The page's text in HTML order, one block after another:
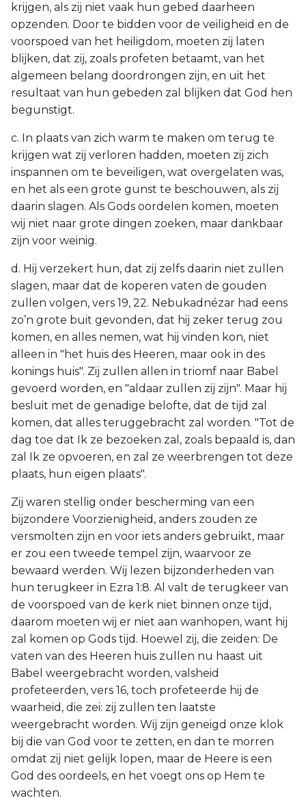
krijgen, als zij niet vaak hun gebed daarheen
opzenden. Door te bidden voor de veiligheid en de
voorspoed van het heiligdom, moeten zij laten
blijken, dat zij, zoals profeten betaamt, van het
algemeen belang doordrongen zijn, en uit het
resultaat van hun gebeden zal blijken dat God hen
begunstigt.
c. In plaats van zich warm te maken om terug te
krijgen wat zij verloren hadden, moeten zij zich
inspannen om te beveiligen, wat overgelaten was,
en het als een grote gunst te beschouwen, als zij
daarin slagen. Als Gods oordelen komen, moeten
wij niet naar grote dingen zoeken, maar dankbaar
zijn voor weinig.
d. Hij verzekert hun, dat zij zelfs daarin niet zullen
slagen, maar dat de koperen vaten de gouden
zullen volgen, vers 19, 22. Nebukadnézar had eens
zo’n grote buit gevonden, dat hij zeker terug zou
komen, en alles nemen, wat hij vinden kon, niet
alleen in "het huis des Heeren, maar ook in des
konings huis". Zij zullen allen in triomf naar Babel
gevoerd worden, en "aldaar zullen zij zijn". Maar hij
besluit met de genadige belofte, dat de tijd zal
komen, dat alles teruggebracht zal worden. "Tot de
dag toe dat Ik ze bezoeken zal, zoals bepaald is, dan
zal Ik ze opvoeren, en zal ze weerbrengen tot deze
plaats, hun eigen plaats".
Zij waren stellig onder bescherming van een
bijzondere Voorzienigheid, anders zouden ze
versmolten zijn en voor iets anders gebruikt, maar
er zou een tweede tempel zijn, waarvoor ze
bewaard werden. Wij lezen bijzonderheden van
hun terugkeer in Ezra 1:8. Al valt de terugkeer van
de voorspoed van de kerk niet binnen onze tijd,
daarom moeten wij er niet aan wanhopen, want hij
zal komen op Gods tijd. Hoewel zij, die zeiden: De
vaten van des Heeren huis zullen nu haast uit
Babel weergebracht worden, valsheid
profeteerden, vers 16, toch profeteerde hij de
waarheid, die zei: zij zullen ten laatste
weergebracht worden. Wij zijn geneigd onze klok
bij die van God voor te zetten, en dan te morren
omdat zij niet gelijk lopen, maar de Heere is een
God des oordeels, en het voegt ons op Hem te
wachten.